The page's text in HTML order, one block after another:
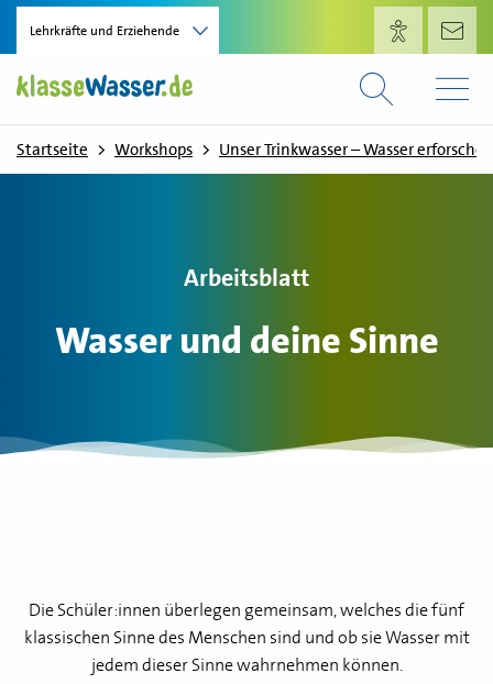
Direkt zum Inhalt
Lehrkräfte und Erziehende
Startseite Workshops Unser Trinkwasser – Wasser
Arbeitsblatt
Wasser und deine Sinne
Die Schüler:innen überlegen gemeinsam, welches die fünf
klassischen Sinne des Menschen sind und ob sie Wasser mit
jedem dieser Sinne wahrnehmen können.